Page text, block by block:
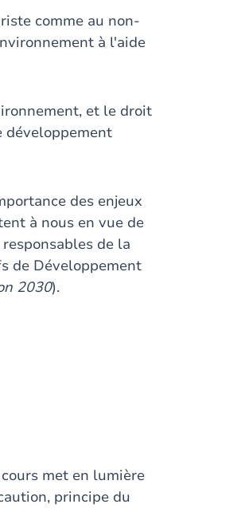
comme au non-
à l'aide
et le droit
développement
des enjeux
à nous en vue de
de la
de Développement
2030).
met en lumière
principe du